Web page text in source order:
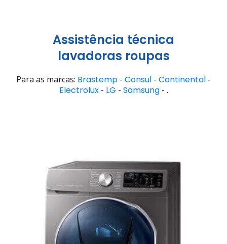
Assistência técnica
lavadoras roupas
Para as marcas: Brastemp - Consul - Continental -
Electrolux- LG - Samsung- .